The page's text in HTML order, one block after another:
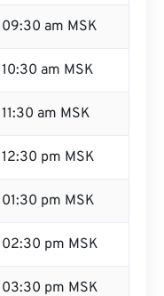
09:30 am MSK
10:30 am MSK
11:30 am MSK
12:30 pm MSK
01:30 pm MSK
02:30 pm MSK
03:30 pm MSK